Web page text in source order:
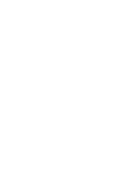
dynamique